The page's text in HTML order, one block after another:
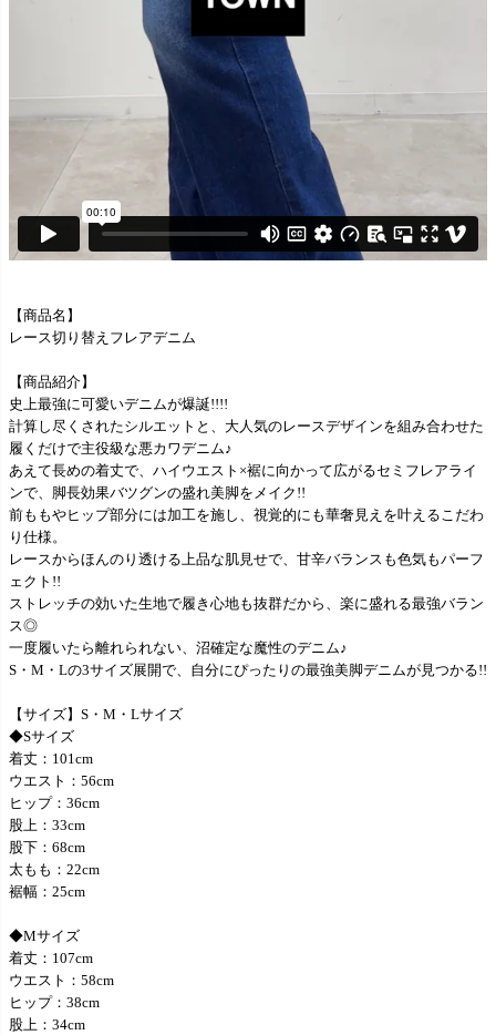
【商品名】
レース切り替えフレアデニム
【商品紹介】
史上最強に可愛いデニムが爆誕!!!!
計算し尽くされたシルエットと、大人気のレースデザインを組み合わせた
履くだけで主役級な悪カワデニム♪
あえて長めの着丈で、ハイウエスト×裾に向かって広がるセミフレアライ
ンで、脚長効果バツグンの盛れ美脚をメイク!!
前ももやヒップ部分には加工を施し、視覚的にも華奢見えを叶えるこだわ
り仕様。
レースからほんのり透ける上品な肌見せで、甘辛バランスも色気もパーフ
ェクト!!
ストレッチの効いた生地で履き心地も抜群だから、楽に盛れる最強バラン
ス◎
一度履いたら離れられない、沼確定な魔性のデニム♪
S・M・Lの3サイズ展開で、自分にぴったりの最強美脚デニムが見つかる!!
【サイズ】S・M・Lサイズ
◆Sサイズ
着丈：101cm
ウエスト：56cm
ヒップ：36cm
股上：33cm
股下：68cm
太もも：22cm
裾幅：25cm
◆Mサイズ
着丈：107cm
ウエスト：58cm
ヒップ：38cm
股上：34cm